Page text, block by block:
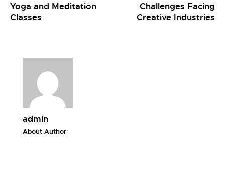
Yoga and Meditation
Classes
Challenges Facing
Creative Industries
admin
About Author